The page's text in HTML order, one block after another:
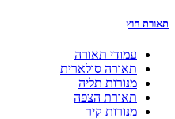
תאורת חוץ
עמודי תאורה
תאורה סולארית
מנורות תליה
תאורת הצפה
מנורות קיר